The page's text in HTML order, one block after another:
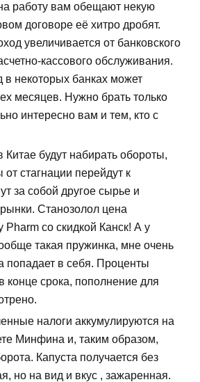
работу вам обещают некую
договоре её хитро дробят.
увеличивается от банковского
кассового обслуживания.
в некоторых банках может
месяцев. Нужно брать только
интересно вам и тем, кто с
будут набирать обороты,
стагнации перейдут к
за собой другое сырье и
Станозолол цена
Pharm со скидкой Канск! А у
такая пружинка, мне очень
попадает в себя. Проценты
конце срока, пополнение для
налоги аккумулируются на
Минфина и, таким образом,
Капуста получается без
но на вид и вкус , зажаренная.